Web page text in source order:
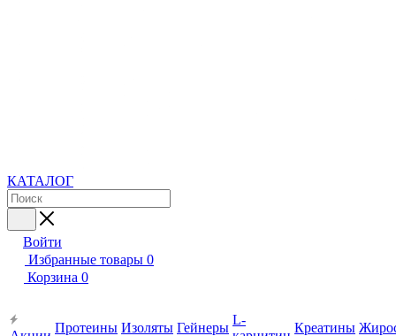
КАТАЛОГ
Войти
Избранные товары 0
Корзина 0
Протеины Изоляты Гейнеры
L-
Креатины